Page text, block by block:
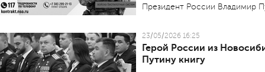
Президент России Владимир
23/05/2026 16:25
Герой России из
Путину книгу